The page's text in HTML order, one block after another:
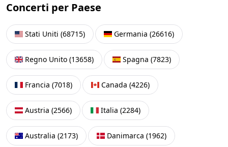
Concerti per Paese
Stati Uniti (68715) Germania (26616)
Regno Unito (13658) Spagna (7823)
Francia (7018) Canada (4226)
Austria (2566) Italia (2284)
Australia (2173) Danimarca (1962)